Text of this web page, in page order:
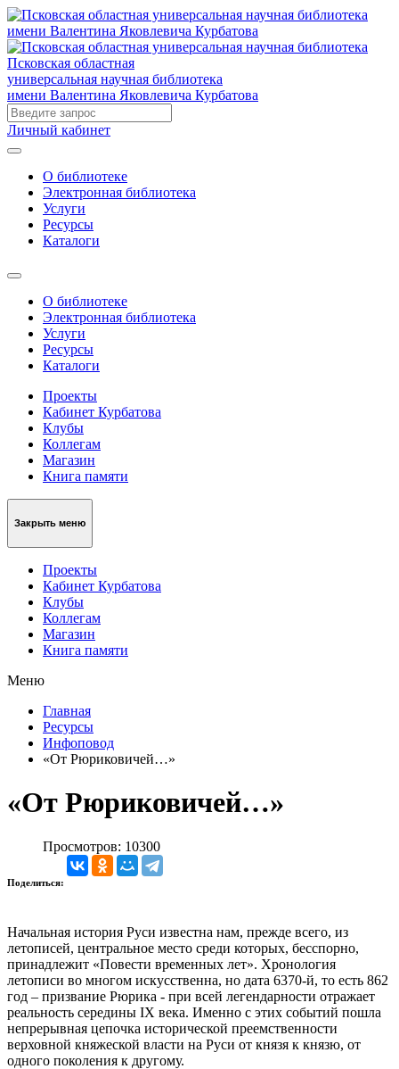
Псковская областная
универсальная научная библиотека
имени Валентина Яковлевича Курбатова
Личный кабинет
О библиотеке
Электронная библиотека
Услуги
Ресурсы
Каталоги
О библиотеке
Электронная библиотека
Услуги
Ресурсы
Каталоги
Проекты
Кабинет Курбатова
Клубы
Коллегам
Магазин
Книга памяти
Закрыть меню
Проекты
Кабинет Курбатова
Клубы
Коллегам
Магазин
Книга памяти
Меню
Главная
Ресурсы
Инфоповод
«От Рюриковичей…»
«От Рюриковичей…»
Просмотров: 10300
Поделиться:
Начальная история Руси известна нам, прежде всего, из
летописей, центральное место среди которых, бесспорно,
принадлежит «Повести временных лет». Хронология
летописи во многом искусственна, но дата 6370-й, то есть 862
год – призвание Рюрика - при всей легендарности отражает
реальность середины IХ века. Именно с этих событий пошла
непрерывная цепочка исторической преемственности
верховной княжеской власти на Руси от князя к князю, от
одного поколения к другому.